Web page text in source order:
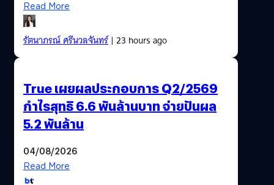
Read More
รัตนาภรณ์ ศรีนวลจันทร์| 23 hours ago
True เผยผลประกอบการ Q2/2569
กำไรสุทธิ 6.6 พันล้านบาท จ่ายปันผล
5.2 พันล้าน
04/08/2026
Read More